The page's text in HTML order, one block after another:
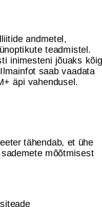
andmetel,
teadmistel.
inimesteni jõuaks
saab vaadata
äpi vahendusel.
tähendab, et ühe
mõõtmisest